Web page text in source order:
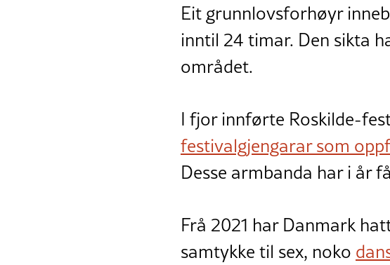
Eit grunnlovsforhøyr
inntil 24 timar. Den sikta
området.
I fjor innførte Roskilde-
festivalgjengarar som
Desse armbanda har i år
Frå 2021 har Danmark
samtykke til sex, noko